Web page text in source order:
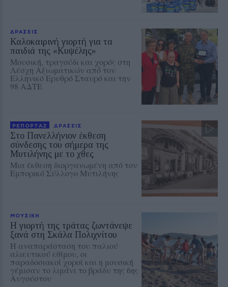
ΔΡΑΣΕΙΣ
Καλοκαιρινή γιορτή για τα
παιδιά της «Κυψέλης»
Μουσική, τραγούδι και χορός στη
Λέσχη Αξιωματικών από τον
Ελληνικό Ερυθρό Σταυρό και την
98 ΑΔΤΕ
ΡΕΠΟΡΤΑΖ ΔΡΑΣΕΙΣ
Στο Πανελλήνιον έκθεση
σύνδεσης του σήμερα της
Μυτιλήνης με το χθες
Μια έκθεση διοργανωμένη από τον
Εμπορικό Σύλλογο Μυτιλήνης
ΜΟΥΣΙΚΗ
Η γιορτή της τράτας ζωντάνεψε
ξανά στη Σκάλα Πολιχνίτου
Η αναπαράσταση του παλιού
αλιευτικού εθίμου, οι
παραδοσιακοί χοροί και η μουσική
γέμισαν το λιμάνι το βράδυ της 6ης
Αυγούστου